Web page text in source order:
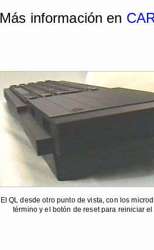
Más información en
El QL desde otro punto de vista, con los
término y el botón de reset para reiniciar